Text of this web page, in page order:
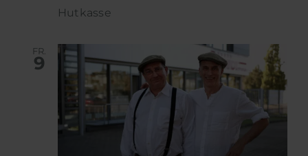
Hutkasse
FR.
9